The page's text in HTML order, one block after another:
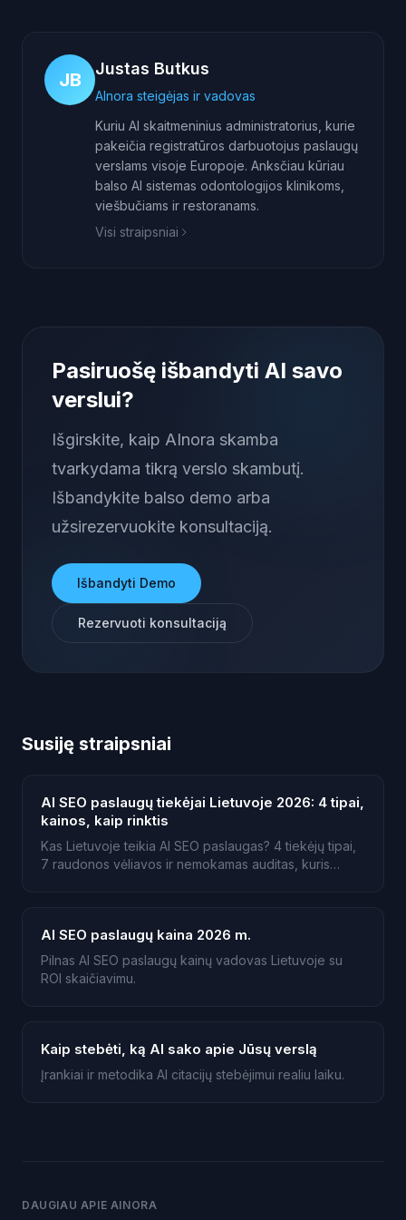
JB
Justas Butkus
AInora steigėjas ir vadovas
Kuriu AI skaitmeninius administratorius, kurie
pakeičia registratūros darbuotojus paslaugų
verslams visoje Europoje. Anksčiau kūriau
balso AI sistemas odontologijos klinikoms,
viešbučiams ir restoranams.
Visi straipsniai
Pasiruošę išbandyti AI savo
verslui?
Išgirskite, kaip AInora skamba
tvarkydama tikrą verslo skambutį.
Išbandykite balso demo arba
užsirezervuokite konsultaciją.
Išbandyti Demo
Rezervuoti konsultaciją
Susiję straipsniai
AI SEO paslaugų tiekėjai Lietuvoje 2026: 4 tipai,
kainos, kaip rinktis
Kas Lietuvoje teikia AI SEO paslaugas? 4 tiekėjų tipai,
7 raudonos vėliavos ir nemokamas auditas, kuris
AI SEO paslaugų kaina 2026 m.
Pilnas AI SEO paslaugų kainų vadovas Lietuvoje su
ROI skaičiavimu.
Kaip stebėti, ką AI sako apie Jūsų verslą
Įrankiai ir metodika AI citacijų stebėjimui realiu laiku.
DAUGIAU APIE AINORA